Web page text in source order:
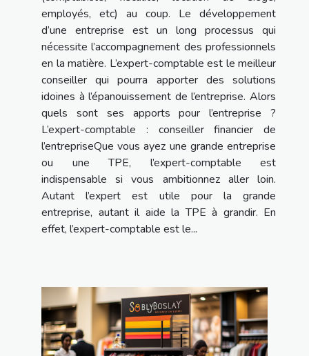
employés, etc) au coup. Le développement
d’une entreprise est un long processus qui
nécessite l’accompagnement des professionnels
en la matière. L’expert-comptable est le meilleur
conseiller qui pourra apporter des solutions
idoines à l’épanouissement de l’entreprise. Alors
quels sont ses apports pour l’entreprise ?
L’expert-comptable : conseiller financier de
l’entrepriseQue vous ayez une grande entreprise
ou une TPE, l’expert-comptable est
indispensable si vous ambitionnez aller loin.
Autant l’expert est utile pour la grande
entreprise, autant il aide la TPE à grandir. En
effet, l’expert-comptable est le...